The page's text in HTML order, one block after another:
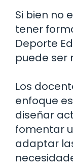
Si bien no
tener
Deporte
puede ser
Los
enfoque
diseñar
fomentar
adaptar